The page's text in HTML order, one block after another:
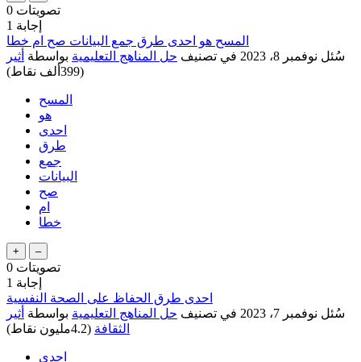
0 تصويتات
1 إجابة
المسح هو احدى طرق جمع البيانات صح ام خطا
سُئل نوفمبر 8، 2023 في تصنيف حل المناهج التعليمية بواسطة أثير
(399ألف نقاط)
المسح
هو
احدى
طرق
جمع
البيانات
صح
ام
خطا
0 تصويتات
1 إجابة
احدى طرق الحفاظ على الصحة النفسية
سُئل نوفمبر 7، 2023 في تصنيف حل المناهج التعليمية بواسطة أثير
الثقافة (4.2مليون نقاط)
احدى